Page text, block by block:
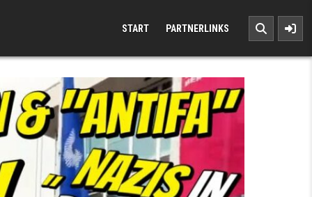
START PARTNERLINKS